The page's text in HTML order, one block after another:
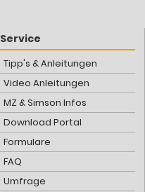
Service
Tipp's & Anleitungen
Video Anleitungen
MZ & Simson Infos
Download Portal
Formulare
FAQ
Umfrage